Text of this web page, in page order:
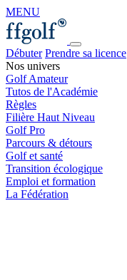
MENU
Débuter Prendre sa licence
Nos univers
Golf Amateur
Tutos de l'Académie
Règles
Filière Haut Niveau
Golf Pro
Parcours & détours
Golf et santé
Transition écologique
Emploi et formation
La Fédération